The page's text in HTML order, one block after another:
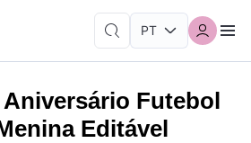
Futebol
Editável